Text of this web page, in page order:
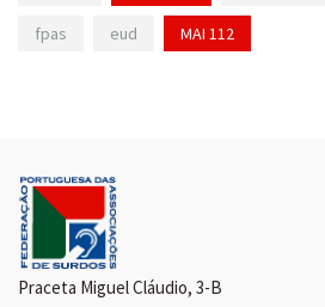
fpas eud MAI 112
Praceta Miguel Cláudio, 3-B